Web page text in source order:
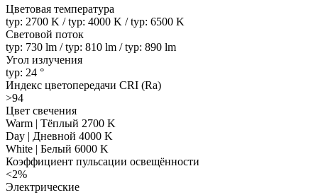
Цветовая температура
typ: 2700 K / typ: 4000 K / typ: 6500 K
Световой поток
typ: 730 lm / typ: 810 lm / typ: 890 lm
Угол излучения
typ: 24 °
Индекс цветопередачи CRI (Ra)
>94
Цвет свечения
Warm | Тёплый 2700 K
Day | Дневной 4000 K
White | Белый 6000 K
Коэффициент пульсации освещённости
<2%
Электрические